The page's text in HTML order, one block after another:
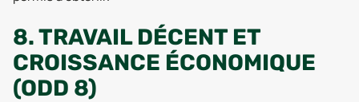
8. TRAVAIL DÉCENT ET
CROISSANCE ÉCONOMIQUE
(ODD 8)